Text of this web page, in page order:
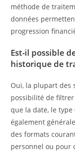
méthode de
données
progression
Est-il possible
historique de
Oui, la plupart des
possibilité de
que la date, le type
également
des formats
personnel ou pour